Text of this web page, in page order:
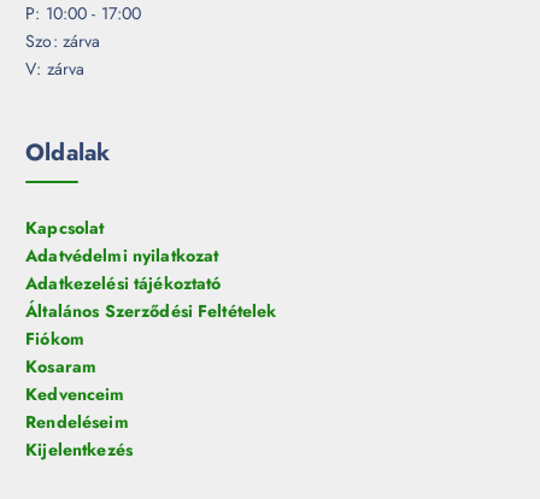
P: 10:00 - 17:00
Szo: zárva
V: zárva
Oldalak
Kapcsolat
Adatvédelmi nyilatkozat
Adatkezelési tájékoztató
Általános Szerződési Feltételek
Fiókom
Kosaram
Kedvenceim
Rendeléseim
Kijelentkezés